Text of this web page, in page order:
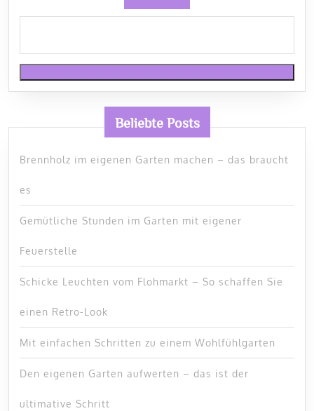
Beliebte Posts
Brennholz im eigenen Garten machen – das braucht
es
Gemütliche Stunden im Garten mit eigener
Feuerstelle
Schicke Leuchten vom Flohmarkt – So schaffen Sie
einen Retro-Look
Mit einfachen Schritten zu einem Wohlfühlgarten
Den eigenen Garten aufwerten – das ist der
ultimative Schritt